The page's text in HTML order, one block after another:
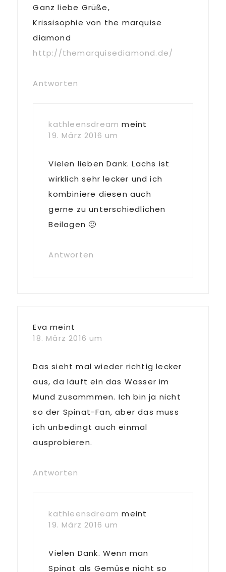
Ganz liebe Grüße,
Krissisophie von the marquise
diamond
http://themarquisediamond.de/
Antworten
kathleensdream meint
19. März 2016 um
Vielen lieben Dank. Lachs ist
wirklich sehr lecker und ich
kombiniere diesen auch
gerne zu unterschiedlichen
Beilagen 🙂
Antworten
Eva meint
18. März 2016 um
Das sieht mal wieder richtig lecker
aus, da läuft ein das Wasser im
Mund zusammmen. Ich bin ja nicht
so der Spinat-Fan, aber das muss
ich unbedingt auch einmal
ausprobieren.
Antworten
kathleensdream meint
19. März 2016 um
Vielen Dank. Wenn man
Spinat als Gemüse nicht so